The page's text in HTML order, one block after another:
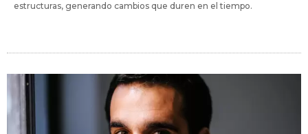
estructuras, generando cambios que duren en el tiempo.